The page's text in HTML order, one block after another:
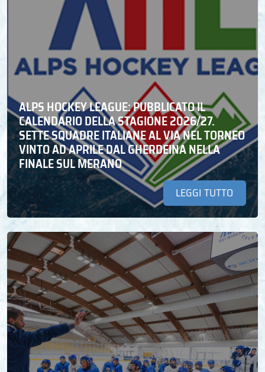
ALPS HOCKEY LEAGUE: PUBBLICATO IL
CALENDARIO DELLA STAGIONE 2026/27.
SETTE SQUADRE ITALIANE AL VIA NEL TORNEO
VINTO AD APRILE DAL GHERDEINA NELLA
FINALE SUL MERANO
LEGGI TUTTO